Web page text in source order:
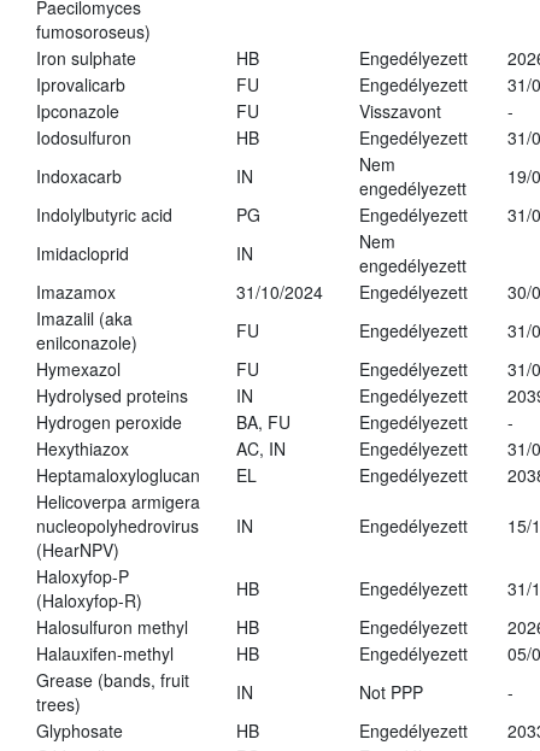
Paecilomyces
fumosoroseus)
Iron sulphate HB Engedélyezett
Iprovalicarb
FU Engedélyezett
31/
Ipconazole
FU Visszavont
-
Iodosulfuron
HB Engedélyezett
31/
Indoxacarb
IN
Nem
engedélyezett
19/
Indolylbutyric acid
PG Engedélyezett
31/
Imidacloprid
IN
Nem
engedélyezett
Imazamox
31/10/2024 Engedélyezett
30/
Imazalil (aka
enilconazole)
FU Engedélyezett
31/
Hymexazol
FU Engedélyezett
31/
Hydrolysed proteins
IN Engedélyezett
Hydrogen peroxide
BA, FU Engedélyezett
-
Hexythiazox
AC, IN Engedélyezett
31/
Heptamaloxyloglucan
EL Engedélyezett
Helicoverpa armigera
nucleopolyhedrovirus
(HearNPV)
IN Engedélyezett 15/
Haloxyfop-P
(Haloxyfop-R)
HB Engedélyezett
31/
Halosulfuron methyl
HB Engedélyezett
Halauxifen-methyl
HB Engedélyezett
05/
Grease (bands, fruit
trees)
IN Not PPP
-
Glyphosate
HB Engedélyezett